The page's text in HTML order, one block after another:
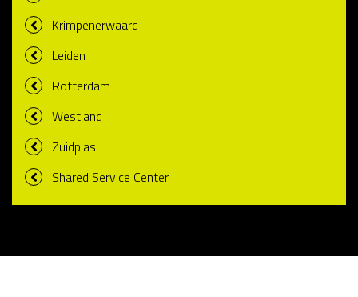
Krimpenerwaard
Leiden
Rotterdam
Westland
Zuidplas
Shared Service Center